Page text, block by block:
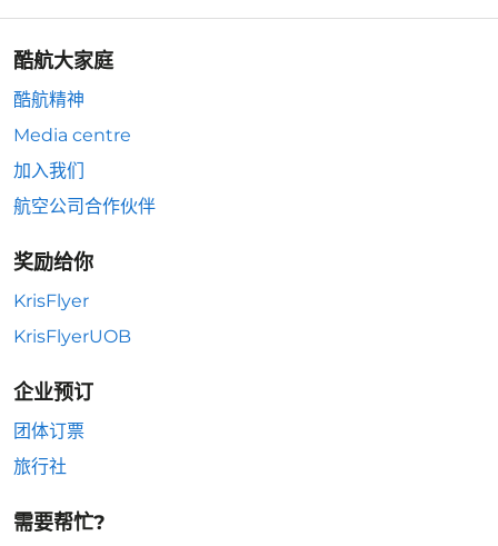
酷航大家庭
酷航精神
Media centre
加入我们
航空公司合作伙伴
奖励给你
KrisFlyer
KrisFlyerUOB
企业预订
团体订票
旅行社
需要帮忙?